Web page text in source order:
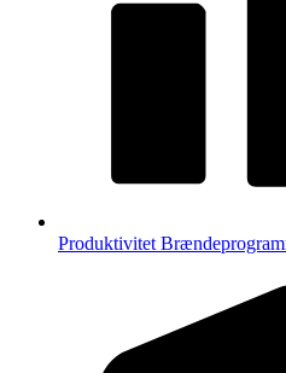
Produktivitet